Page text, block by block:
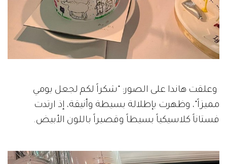
وعلقت هاندا على الصور: "شكراً لكم لجعل يومي
مميزاً"، وظهرت بإطلالة بسيطة وأنيقة، إذ ارتدت
فستاناً كلاسيكياً بسيطاً وقصيراً باللون الأبيض.